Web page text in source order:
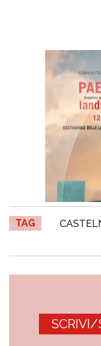
TAG
SCRIVI/